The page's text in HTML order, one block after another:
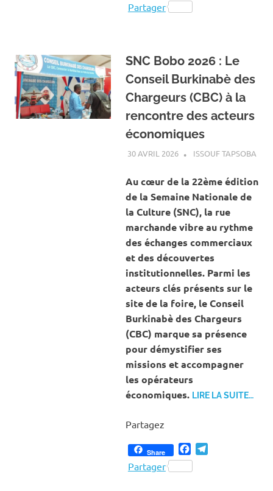
Partager
SNC Bobo 2026 : Le
Conseil Burkinabè des
Chargeurs (CBC) à la
rencontre des acteurs
économiques
30 AVRIL 2026 ISSOUF TAPSOBA
Au cœur de la 22ème édition
de la Semaine Nationale de
la Culture (SNC), la rue
marchande vibre au rythme
des échanges commerciaux
et des découvertes
institutionnelles. Parmi les
acteurs clés présents sur le
site de la foire, le Conseil
Burkinabè des Chargeurs
(CBC) marque sa présence
pour démystifier ses
missions et accompagner
les opérateurs
économiques. LIRE LA SUITE…
Partagez
Share Facebook
Partager